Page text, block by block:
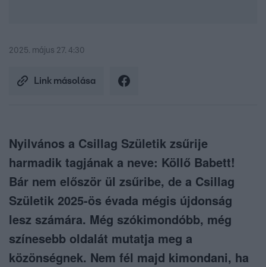
2025. május 27. 4:30
Link másolása
Nyilvános a Csillag Születik zsűrije
harmadik tagjának a neve: Köllő Babett!
Bár nem először ül zsűribe, de a Csillag
Születik 2025-ös évada mégis újdonság
lesz számára. Még szókimondóbb, még
színesebb oldalát mutatja meg a
közönségnek. Nem fél majd kimondani, ha